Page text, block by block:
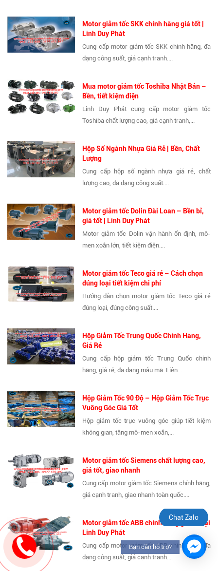
Motor giảm tốc SKK chính hãng giá tốt |
Linh Duy Phát
Cung cấp motor giảm tốc SKK chính hãng, đa
dạng công suất, giá cạnh tranh....
Mua motor giảm tốc Toshiba Nhật Bản –
Bền, tiết kiệm điện
Linh Duy Phát cung cấp motor giảm tốc
Toshiba chất lượng cao, giá cạnh tranh,...
Hộp Số Ngành Nhựa Giá Rẻ | Bền, Chất
Lượng
Cung cấp hộp số ngành nhựa giá rẻ, chất
lượng cao, đa dạng công suất....
Motor giảm tốc Dolin Đài Loan – Bền bỉ,
giá tốt | Linh Duy Phát
Motor giảm tốc Dolin vận hành ổn định, mô-
men xoắn lớn, tiết kiệm điện....
Motor giảm tốc Teco giá rẻ – Cách chọn
đúng loại tiết kiệm chi phí
Hướng dẫn chọn motor giảm tốc Teco giá rẻ
đúng loại, đúng công suất....
Hộp Giảm Tốc Trung Quốc Chính Hãng,
Giá Rẻ
Cung cấp hộp giảm tốc Trung Quốc chính
hãng, giá rẻ, đa dạng mẫu mã. Liên...
Hộp Giảm Tốc 90 Độ – Hộp Giảm Tốc Trục
Vuông Góc Giá Tốt
Hộp giảm tốc trục vuông góc giúp tiết kiệm
không gian, tăng mô-men xoắn,...
Motor giảm tốc Siemens chất lượng cao,
giá tốt, giao nhanh
Cung cấp motor giảm tốc Siemens chính hãng,
giá cạnh tranh, giao nhanh toàn quốc....
Motor giảm tốc ABB chính hãng giá tốt tại
Linh Duy Phát
Cung cấp motor giảm tốc ABB chính hãng, đa
dạng công suất, giá cạnh tranh...
Chat Zalo
Bạn cần hỗ trợ?